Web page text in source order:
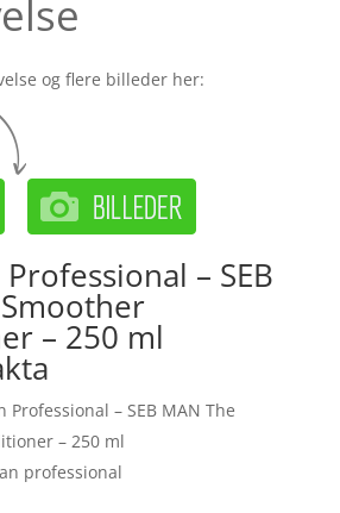
og flere billeder her:
– SEB
– 250 ml
Professional – SEB MAN The
– 250 ml
professional